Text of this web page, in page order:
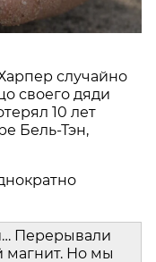
случайно
своего дяди
10 лет
Бель-Тэн,
Перерывали
магнит. Но мы